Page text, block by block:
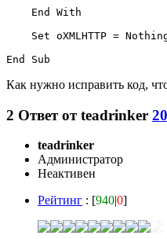
    End With
Set oXMLHTTP =
End Sub
Как нужно исправить код,
2 Ответ отteadrinker
teadrinker
Администратор
Неактивен
Рейтинг : [940|0]